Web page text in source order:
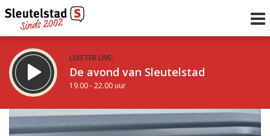
LUISTER LIVE:
De avond van Sleutelstad
19.00 - 22.00 uur
STRAKS:
Radio Gemiva